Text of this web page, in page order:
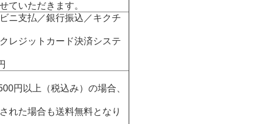
ていただきます。
ニ支払／銀行振込／キクチ
レジットカード決済システ
円以上（税込み）の場合、
れた場合も送料無料となり